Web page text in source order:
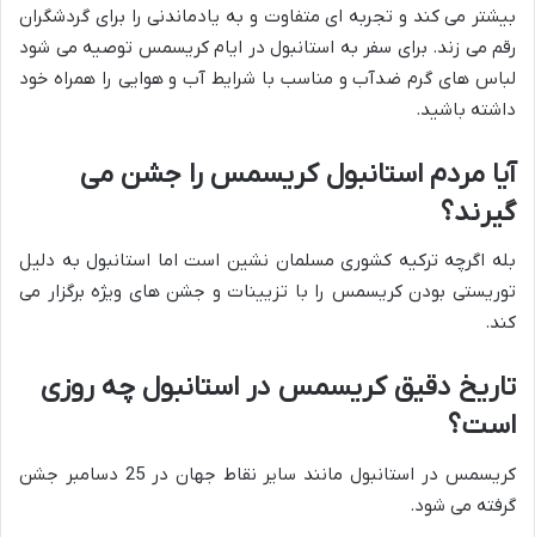
بیشتر می کند و تجربه ای متفاوت و به یادماندنی را برای گردشگران
رقم می زند. برای سفر به استانبول در ایام کریسمس توصیه می شود
لباس های گرم ضدآب و مناسب با شرایط آب و هوایی را همراه خود
داشته باشید.
آیا مردم استانبول کریسمس را جشن می
گیرند؟
بله اگرچه ترکیه کشوری مسلمان نشین است اما استانبول به دلیل
توریستی بودن کریسمس را با تزیینات و جشن های ویژه برگزار می
کند.
تاریخ دقیق کریسمس در استانبول چه روزی
است؟
کریسمس در استانبول مانند سایر نقاط جهان در 25 دسامبر جشن
گرفته می شود.